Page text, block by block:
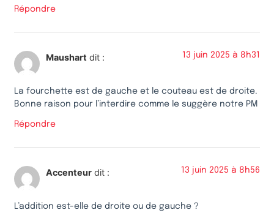
Répondre
Maushart dit : 13 juin 2025 à 8h31
La fourchette est de gauche et le couteau est de droite.
Bonne raison pour l’interdire comme le suggère notre PM
Répondre
Accenteur dit : 13 juin 2025 à 8h56
L’addition est-elle de droite ou de gauche ?